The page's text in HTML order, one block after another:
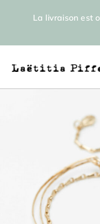
La livraison est